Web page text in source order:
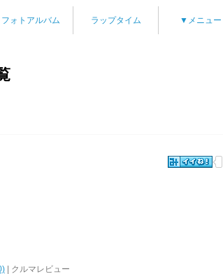
フォトアルバム ラップタイム ▼メニュー
| クルマレビュー